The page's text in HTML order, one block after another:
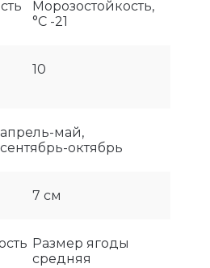
Морозостойкость,
°C -21
10
апрель-май,
сентябрь-октябрь
7 см
Размер ягоды
средняя